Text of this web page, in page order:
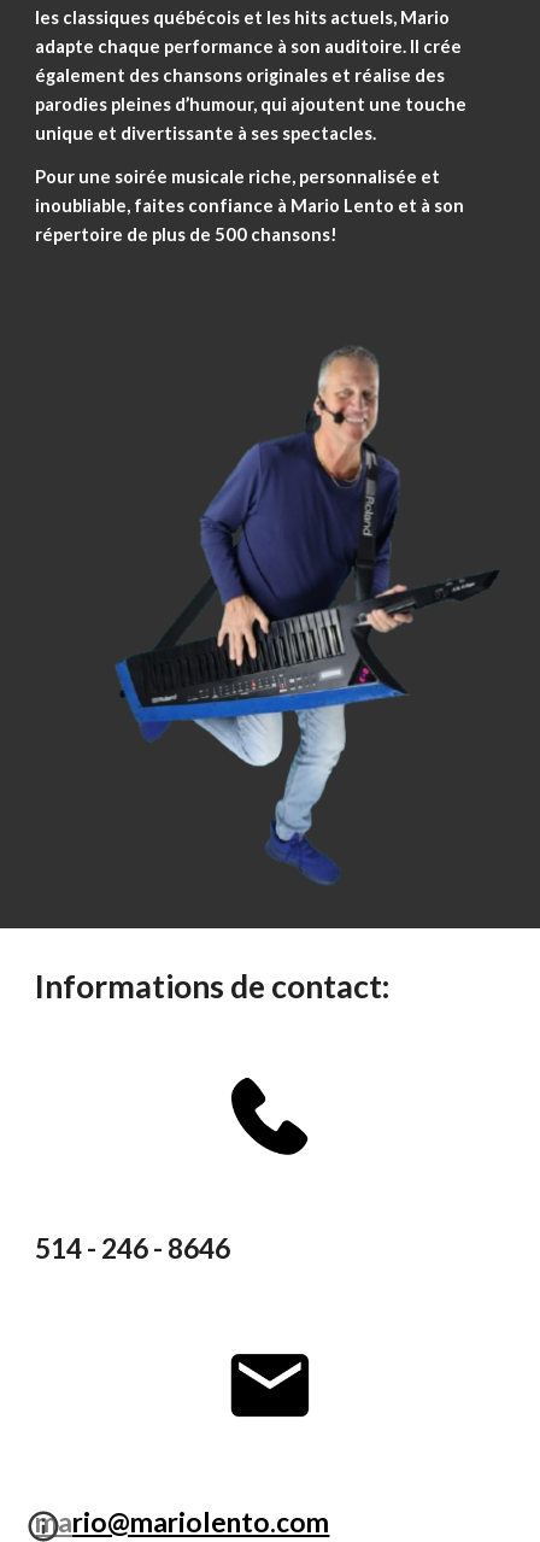
les classiques québécois et les hits actuels, Mario
adapte chaque performance à son auditoire. Il crée
également des chansons originales et réalise des
parodies pleines d’humour, qui ajoutent une touche
unique et divertissante à ses spectacles.
Pour une soirée musicale riche, personnalisée et
inoubliable, faites confiance à Mario Lento et à son
répertoire de plus de 500 chansons!
Informations de contact:
514 - 246 - 8646
mario@mariolento.com